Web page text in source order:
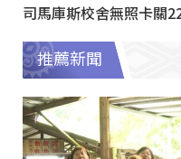
司馬庫斯校舍無照卡關
推薦新聞